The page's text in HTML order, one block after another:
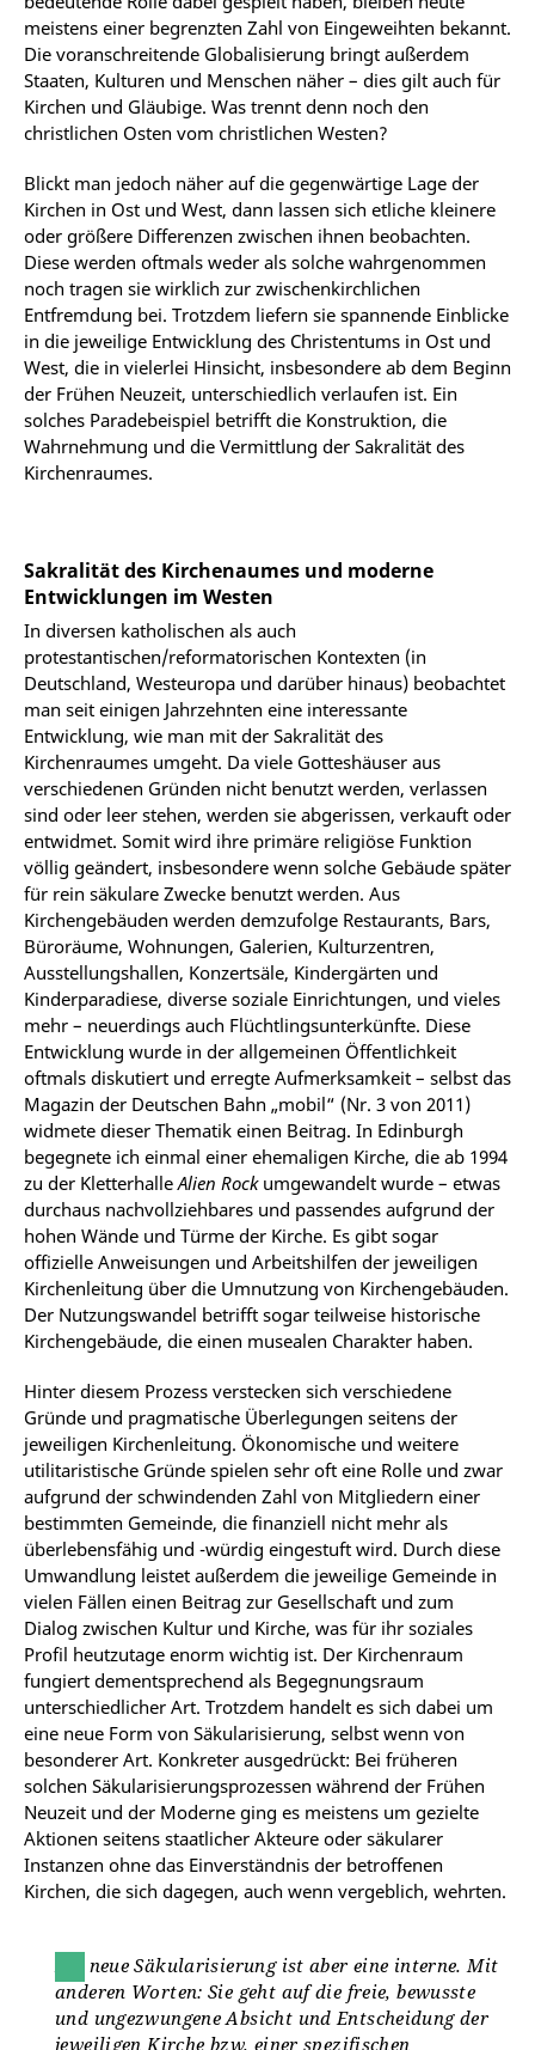
meistens einer begrenzten Zahl von Eingeweihten bekannt.
Die voranschreitende Globalisierung bringt außerdem
Staaten, Kulturen und Menschen näher – dies gilt auch für
Kirchen und Gläubige. Was trennt denn noch den
christlichen Osten vom christlichen Westen?
Blickt man jedoch näher auf die gegenwärtige Lage der
Kirchen in Ost und West, dann lassen sich etliche kleinere
oder größere Differenzen zwischen ihnen beobachten.
Diese werden oftmals weder als solche wahrgenommen
noch tragen sie wirklich zur zwischenkirchlichen
Entfremdung bei. Trotzdem liefern sie spannende Einblicke
in die jeweilige Entwicklung des Christentums in Ost und
West, die in vielerlei Hinsicht, insbesondere ab dem Beginn
der Frühen Neuzeit, unterschiedlich verlaufen ist. Ein
solches Paradebeispiel betrifft die Konstruktion, die
Wahrnehmung und die Vermittlung der Sakralität des
Kirchenraumes.
Sakralität des Kirchenaumes und moderne
Entwicklungen im Westen
In diversen katholischen als auch
protestantischen/reformatorischen Kontexten (in
Deutschland, Westeuropa und darüber hinaus) beobachtet
man seit einigen Jahrzehnten eine interessante
Entwicklung, wie man mit der Sakralität des
Kirchenraumes umgeht. Da viele Gotteshäuser aus
verschiedenen Gründen nicht benutzt werden, verlassen
sind oder leer stehen, werden sie abgerissen, verkauft oder
entwidmet. Somit wird ihre primäre religiöse Funktion
völlig geändert, insbesondere wenn solche Gebäude später
für rein säkulare Zwecke benutzt werden. Aus
Kirchengebäuden werden demzufolge Restaurants, Bars,
Büroräume, Wohnungen, Galerien, Kulturzentren,
Ausstellungshallen, Konzertsäle, Kindergärten und
Kinderparadiese, diverse soziale Einrichtungen, und vieles
mehr – neuerdings auch Flüchtlingsunterkünfte. Diese
Entwicklung wurde in der allgemeinen Öffentlichkeit
oftmals diskutiert und erregte Aufmerksamkeit – selbst das
Magazin der Deutschen Bahn „mobil“ (Nr. 3 von 2011)
widmete dieser Thematik einen Beitrag. In Edinburgh
begegnete ich einmal einer ehemaligen Kirche, die ab 1994
zu der KletterhalleAlien Rock umgewandelt wurde – etwas
durchaus nachvollziehbares und passendes aufgrund der
hohen Wände und Türme der Kirche. Es gibt sogar
offizielle Anweisungen und Arbeitshilfen der jeweiligen
Kirchenleitung über die Umnutzung von Kirchengebäuden.
Der Nutzungswandel betrifft sogar teilweise historische
Kirchengebäude, die einen musealen Charakter haben.
Hinter diesem Prozess verstecken sich verschiedene
Gründe und pragmatische Überlegungen seitens der
jeweiligen Kirchenleitung. Ökonomische und weitere
utilitaristische Gründe spielen sehr oft eine Rolle und zwar
aufgrund der schwindenden Zahl von Mitgliedern einer
bestimmten Gemeinde, die finanziell nicht mehr als
überlebensfähig und -würdig eingestuft wird. Durch diese
Umwandlung leistet außerdem die jeweilige Gemeinde in
vielen Fällen einen Beitrag zur Gesellschaft und zum
Dialog zwischen Kultur und Kirche, was für ihr soziales
Profil heutzutage enorm wichtig ist. Der Kirchenraum
fungiert dementsprechend als Begegnungsraum
unterschiedlicher Art. Trotzdem handelt es sich dabei um
eine neue Form von Säkularisierung, selbst wenn von
besonderer Art. Konkreter ausgedrückt: Bei früheren
solchen Säkularisierungsprozessen während der Frühen
Neuzeit und der Moderne ging es meistens um gezielte
Aktionen seitens staatlicher Akteure oder säkularer
Instanzen ohne das Einverständnis der betroffenen
Kirchen, die sich dagegen, auch wenn vergeblich, wehrten.
Die neue Säkularisierung ist aber eine interne. Mit
anderen Worten: Sie geht auf die freie, bewusste
und ungezwungene Absicht und Entscheidung der
jeweiligen Kirche bzw. einer spezifischen